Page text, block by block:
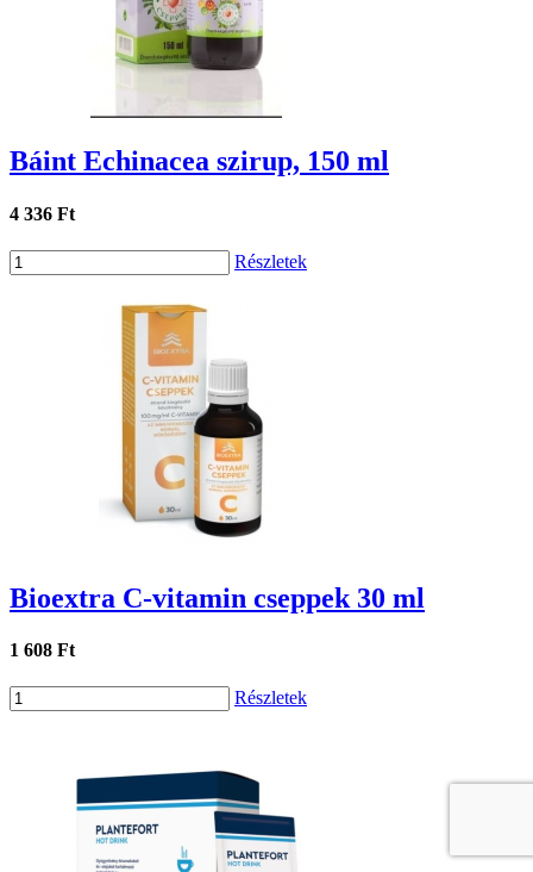
Báint Echinacea szirup, 150 ml
4 336 Ft
Részletek
Bioextra C-vitamin cseppek 30 ml
1 608 Ft
Részletek